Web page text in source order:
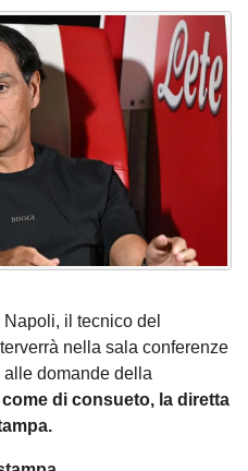
il tecnico del
nella sala conferenze
domande della
di consueto, la diretta